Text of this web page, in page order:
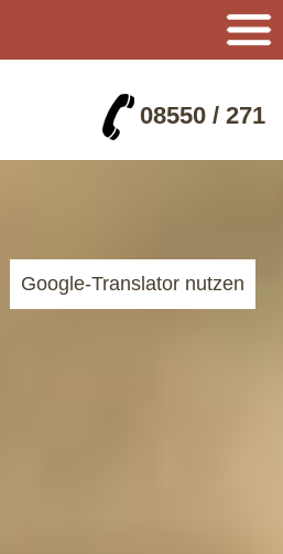
08550 / 271
Google-Translator nutzen